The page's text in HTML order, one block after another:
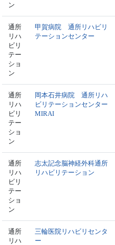
ン
通所
リハ
ビリ
テー
ショ
ン
甲賀病院 通所リハビリ
テーションセンター
通所
リハ
ビリ
テー
ショ
ン
岡本石井病院 通所リハ
ビリテーションセンター
MIRAI
通所
リハ
ビリ
テー
ショ
ン
志太記念脳神経外科通所
リハビリテーション
通所
リハ
三輪医院リハビリセンタ
ー